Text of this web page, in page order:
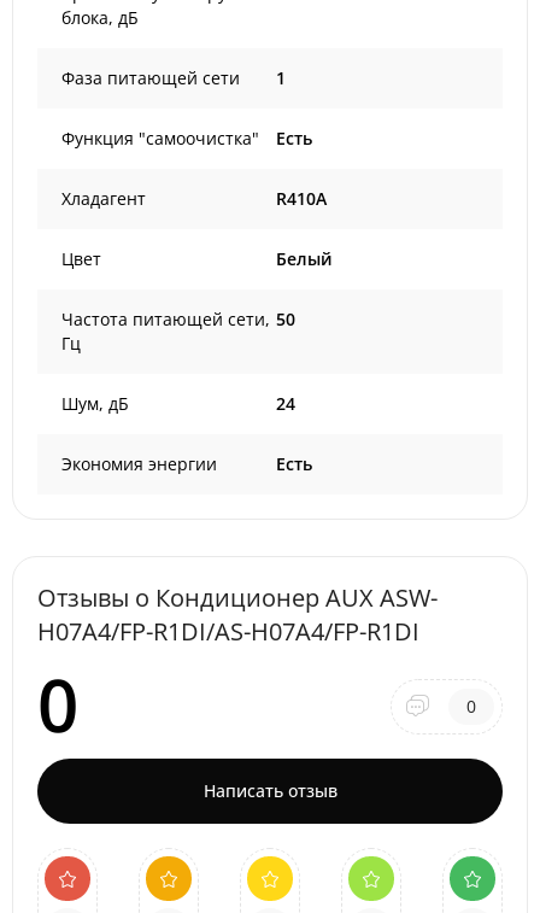
блока, дБ
Фаза питающей сети 1
Функция "самоочистка" Есть
Хладагент R410A
Цвет Белый
Частота питающей сети,
Гц
50
Шум, дБ 24
Экономия энергии Есть
Отзывы о Кондиционер AUX ASW-
H07A4/FP-R1DI/AS-H07A4/FP-R1DI
0 0
Написать отзыв